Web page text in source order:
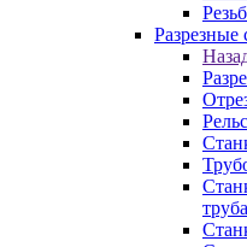
Разрезные